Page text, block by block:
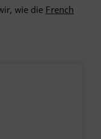
wie die French